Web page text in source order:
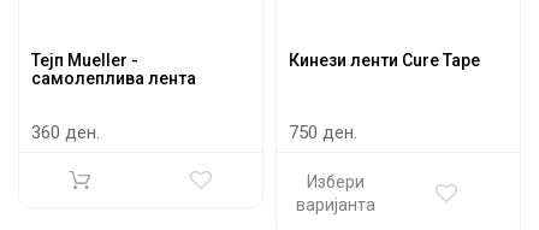
Тејп Mueller -
самолеплива лента
360 ден.
Кинези ленти Cure Tape
750 ден.
Избери
варијанта